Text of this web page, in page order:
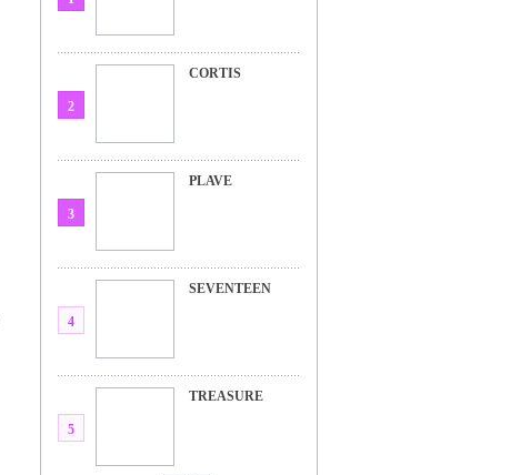
2
CORTIS
3
PLAVE
4
SEVENTEEN
5
TREASURE